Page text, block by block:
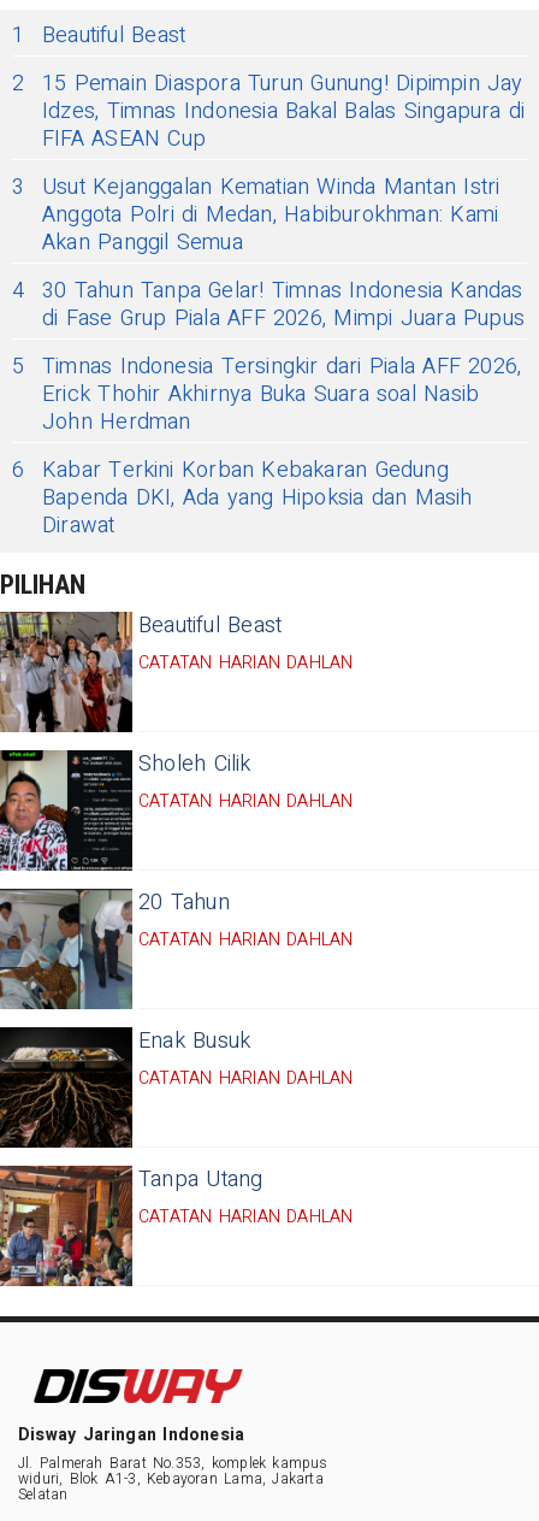
1
Beautiful Beast
2
15 Pemain Diaspora Turun Gunung! Dipimpin Jay
Idzes, Timnas Indonesia Bakal Balas Singapura di
FIFA ASEAN Cup
3
Usut Kejanggalan Kematian Winda Mantan Istri
Anggota Polri di Medan, Habiburokhman: Kami
Akan Panggil Semua
4 30 Tahun Tanpa Gelar! Timnas Indonesia Kandas
di Fase Grup Piala AFF 2026, Mimpi Juara Pupus
5 Timnas Indonesia Tersingkir dari Piala AFF 2026,
Erick Thohir Akhirnya Buka Suara soal Nasib
John Herdman
6
Kabar Terkini Korban Kebakaran Gedung
Bapenda DKI, Ada yang Hipoksia dan Masih
Dirawat
PILIHAN
Beautiful Beast
CATATAN HARIAN DAHLAN
Sholeh Cilik
CATATAN HARIAN DAHLAN
20 Tahun
CATATAN HARIAN DAHLAN
Enak Busuk
CATATAN HARIAN DAHLAN
Tanpa Utang
CATATAN HARIAN DAHLAN
Disway Jaringan Indonesia
Jl. Palmerah Barat No.353, komplek kampus
widuri, Blok A1-3, Kebayoran Lama, Jakarta
Selatan